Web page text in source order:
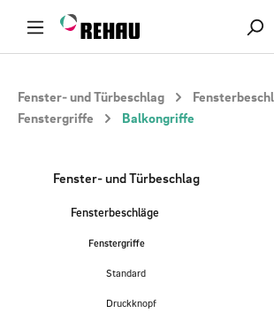
Zum Hauptinhalt springen
Fenster- und Türbeschlag
Fenstergriffe
Balkongriffe
Fenster- und Türbeschlag
Fensterbeschläge
Fenstergriffe
Standard
Druckknopf